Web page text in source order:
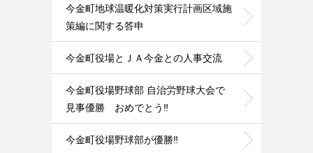
今金町地球温暖化対策実行計画区域施
策編に関する答申
今金町役場とＪＡ今金との人事交流
今金町役場野球部 自治労野球大会で
見事優勝 おめでとう‼️
今金町役場野球部が優勝‼️